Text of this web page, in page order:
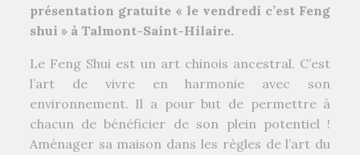
présentation gratuite « le vendredi c’est Feng
shui » à Talmont-Saint-Hilaire.
Le Feng Shui est un art chinois ancestral. C’est
l’art de vivre en harmonie avec son
environnement. Il a pour but de permettre à
chacun de bénéficier de son plein potentiel !
Aménager sa maison dans les règles de l’art du